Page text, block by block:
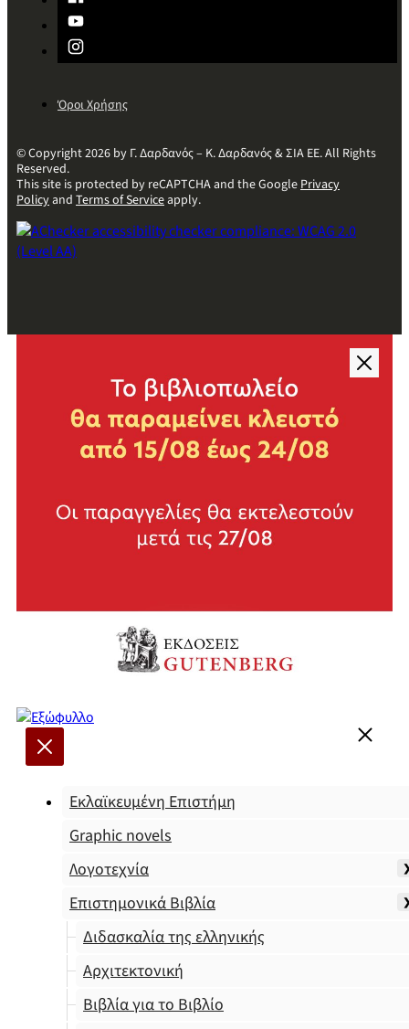
Όροι Χρήσης
© Copyright 2026 by Γ. Δαρδανός – Κ. Δαρδανός & ΣΙΑ ΕΕ. All Rights
Reserved.
This site is protected by reCAPTCHA and the GooglePrivacy
Policyand Terms of Serviceapply.
Εκλαϊκευμένη Επιστήμη
Graphic novels
Λογοτεχνία
Επιστημονικά Βιβλία
Διδασκαλία της ελληνικής
Αρχιτεκτονική
Βιβλία για το Βιβλίο